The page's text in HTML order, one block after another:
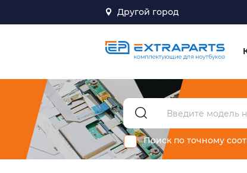
Другой город
Поиск по точному